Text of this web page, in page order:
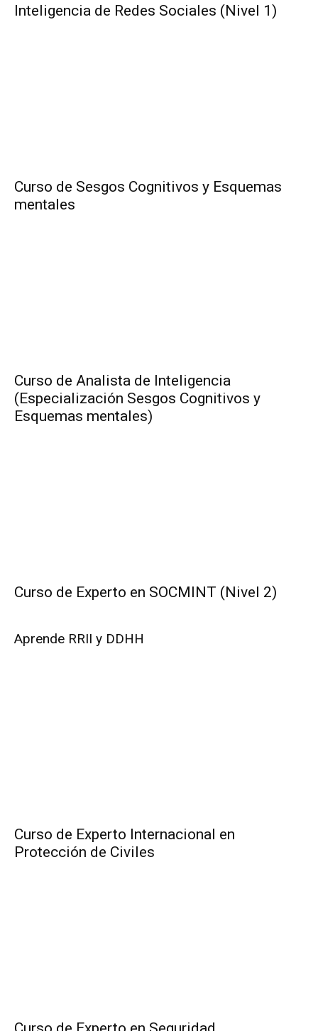
Inteligencia de Redes Sociales (Nivel 1)
Curso de Sesgos Cognitivos y Esquemas
mentales
Curso de Analista de Inteligencia
(Especialización Sesgos Cognitivos y
Esquemas mentales)
Curso de Experto en SOCMINT (Nivel 2)
Aprende RRII y DDHH
Curso de Experto Internacional en
Protección de Civiles